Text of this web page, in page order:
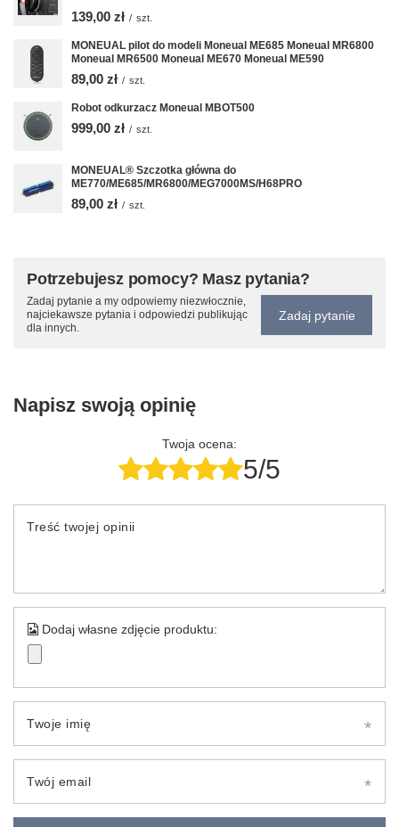
139,00 zł / szt.
MONEUAL pilot do modeli Moneual ME685 Moneual MR6800
Moneual MR6500 Moneual ME670 Moneual ME590
89,00 zł / szt.
Robot odkurzacz Moneual MBOT500
999,00 zł / szt.
MONEUAL® Szczotka główna do
ME770/ME685/MR6800/MEG7000MS/H68PRO
89,00 zł / szt.
Potrzebujesz pomocy? Masz pytania?
Zadaj pytanie a my odpowiemy niezwłocznie,
najciekawsze pytania i odpowiedzi publikując
dla innych.
Zadaj pytanie
Napisz swoją opinię
Twoja ocena:
5/5
Treść twojej opinii
Dodaj własne zdjęcie produktu:
Twoje imię
Twój email